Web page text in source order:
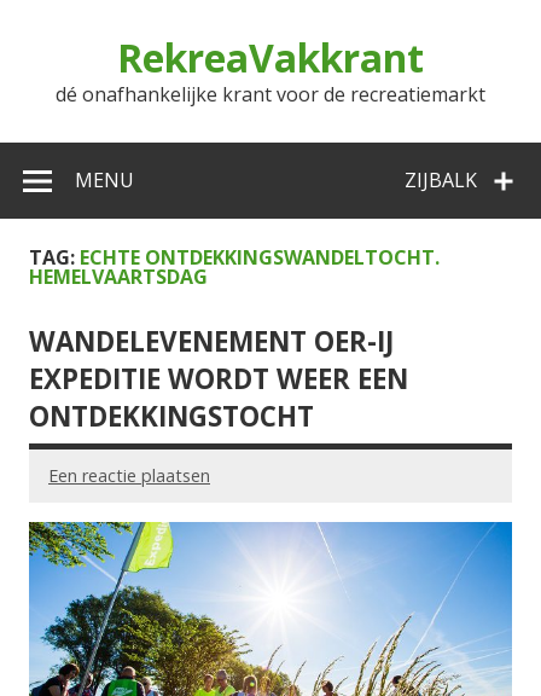
RekreaVakkrant
dé onafhankelijke krant voor de recreatiemarkt
ZIJBALK
MENU
TAG: ECHTE ONTDEKKINGSWANDELTOCHT.
HEMELVAARTSDAG
WANDELEVENEMENT OER-IJ
EXPEDITIE WORDT WEER EEN
ONTDEKKINGSTOCHT
Een reactie plaatsen